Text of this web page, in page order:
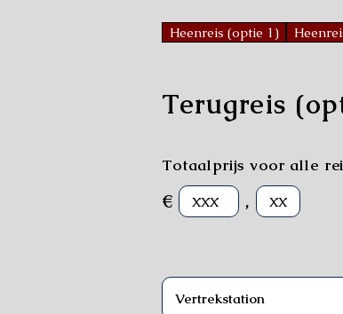
Heenreis (optie 1)
Terugreis
Totaalprijs voor alle
€ ,